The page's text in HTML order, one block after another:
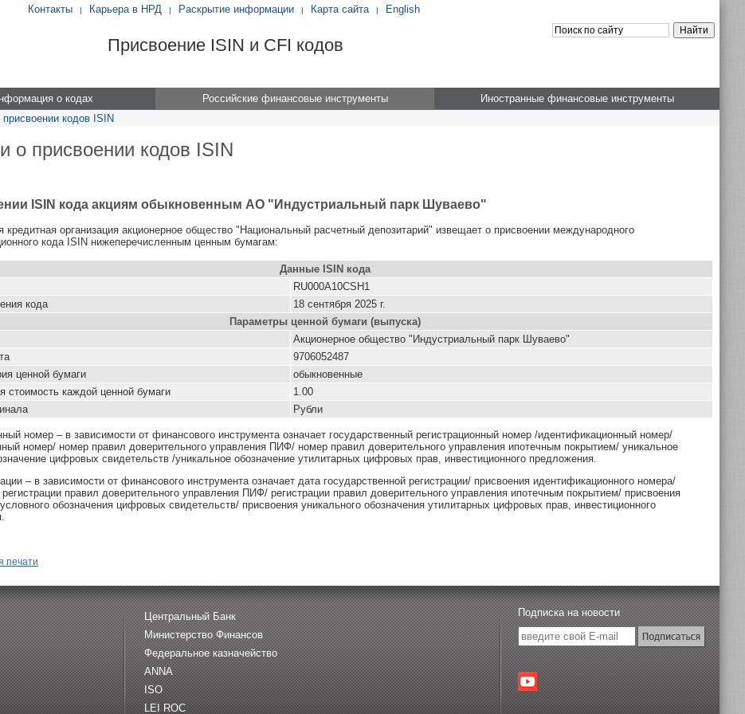
Контакты | Карьера в НРД | Раскрытие информации | Карта сайта | English
Присвоение ISIN и CFI кодов
о кодах Российские финансовые инструменты
Иностранные финансовые инструменты
присвоении кодов ISIN
о присвоении кодов ISIN
ISIN кода акциям обыкновенным АО "Индустриальный парк Шуваево"
кредитная организация акционерное общество "Национальный расчетный депозитарий" извещает о присвоении международного
кода ISIN нижеперечисленным ценным бумагам:
Данные ISIN кода
RU000A10CSH1
кода
18 сентября 2025 г.
Параметры ценной бумаги (выпуска)
Акционерное общество "Индустриальный парк Шуваево"
9706052487
ценной бумаги
обыкновенные
стоимость каждой ценной бумаги
1.00
Рубли
номер – в зависимости от финансового инструмента означает государственный регистрационный номер /идентификационный номер/
номер/ номер правил доверительного управления ПИФ/ номер правил доверительного управления ипотечным покрытием/ уникальное
цифровых свидетельств /уникальное обозначение утилитарных цифровых прав, инвестиционного предложения.
– в зависимости от финансового инструмента означает дата государственной регистрации/ присвоения идентификационного номера/
регистрации правил доверительного управления ПИФ/ регистрации правил доверительного управления ипотечным покрытием/ присвоения
обозначения цифровых свидетельств/ присвоения уникального обозначения утилитарных цифровых прав, инвестиционного
печати
Центральный Банк
Министерство Финансов
Федеральное казначейство
ANNA
ISO
LEI ROC
Подписка на новости